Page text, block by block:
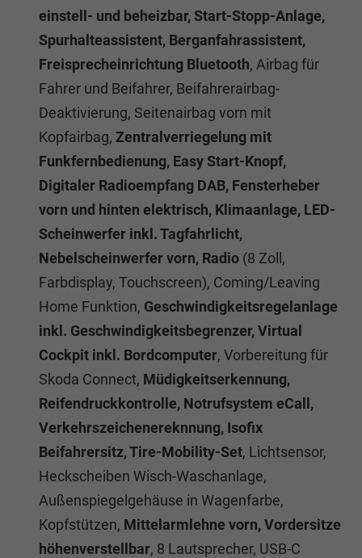
einstell- und beheizbar, Start-Stopp-Anlage,
Spurhalteassistent, Berganfahrassistent,
Freisprecheinrichtung Bluetooth, Airbag für
Fahrer und Beifahrer, Beifahrerairbag-
Deaktivierung, Seitenairbag vorn mit
Kopfairbag, Zentralverriegelung mit
Funkfernbedienung, Easy Start-Knopf,
Digitaler Radioempfang DAB, Fensterheber
vorn und hinten elektrisch, Klimaanlage, LED-
Scheinwerfer inkl. Tagfahrlicht,
Nebelscheinwerfer vorn, Radio (8 Zoll,
Farbdisplay, Touchscreen), Coming/Leaving
Home Funktion, Geschwindigkeitsregelanlage
inkl. Geschwindigkeitsbegrenzer, Virtual
Cockpit inkl. Bordcomputer, Vorbereitung für
Skoda Connect, Müdigkeitserkennung,
Reifendruckkontrolle, Notrufsystem eCall,
Verkehrszeichenereknnung, Isofix
Beifahrersitz, Tire-Mobility-Set, Lichtsensor,
Heckscheiben Wisch-Waschanlage,
Außenspiegelgehäuse in Wagenfarbe,
Kopfstützen, Mittelarmlehne vorn, Vordersitze
höhenverstellbar, 8 Lautsprecher, USB-C